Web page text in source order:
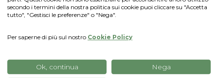
Ad Agritechnica verrà presentato anche
l’
ultimo aggiornamento del Sistema di
irrigazione,che permetterà l’irrigazione
sensorless per supportare sempre più
secondo i termini della nostra politica sui cookie puoi cliccare su "Accetta
tutto", "Gestisci le preferenze" o "Nega".
Per saperne di più sul nostro Cookie Policy
Ok, continua Nega